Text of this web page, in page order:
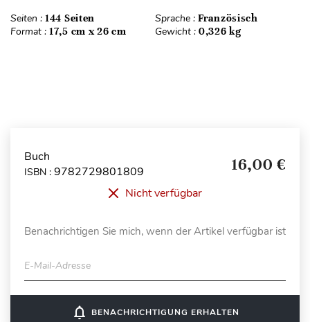
Seiten : 144 Seiten Sprache : Französisch
Format : 17,5 cm x 26 cm Gewicht : 0,326 kg
Buch
ISBN : 9782729801809 16,00 €
Nicht verfügbar
Benachrichtigen Sie mich, wenn der Artikel verfügbar ist
E-Mail-Adresse
notifications_none BENACHRICHTIGUNG ERHALTEN